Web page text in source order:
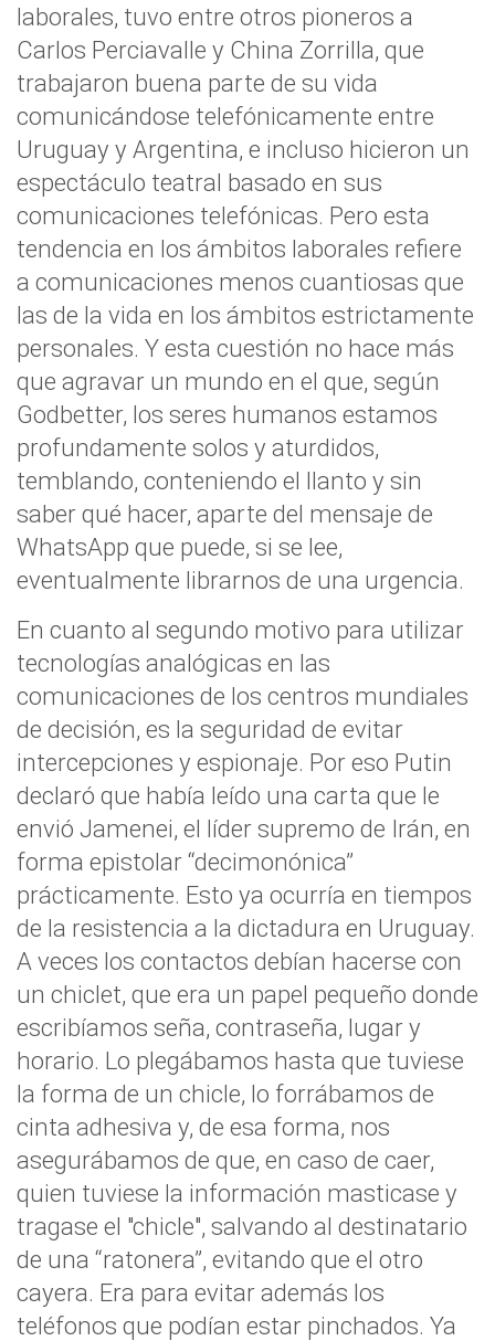
laborales, tuvo entre otros pioneros a
Carlos Perciavalle y China Zorrilla, que
trabajaron buena parte de su vida
comunicándose telefónicamente entre
Uruguay y Argentina, e incluso hicieron un
espectáculo teatral basado en sus
comunicaciones telefónicas. Pero esta
tendencia en los ámbitos laborales refiere
a comunicaciones menos cuantiosas que
las de la vida en los ámbitos estrictamente
personales. Y esta cuestión no hace más
que agravar un mundo en el que, según
Godbetter, los seres humanos estamos
profundamente solos y aturdidos,
temblando, conteniendo el llanto y sin
saber qué hacer, aparte del mensaje de
WhatsApp que puede, si se lee,
eventualmente librarnos de una urgencia.
En cuanto al segundo motivo para utilizar
tecnologías analógicas en las
comunicaciones de los centros mundiales
de decisión, es la seguridad de evitar
intercepciones y espionaje. Por eso Putin
declaró que había leído una carta que le
envió Jamenei, el líder supremo de Irán, en
forma epistolar “decimonónica”
prácticamente. Esto ya ocurría en tiempos
de la resistencia a la dictadura en Uruguay.
A veces los contactos debían hacerse con
un chiclet, que era un papel pequeño donde
escribíamos seña, contraseña, lugar y
horario. Lo plegábamos hasta que tuviese
la forma de un chicle, lo forrábamos de
cinta adhesiva y, de esa forma, nos
asegurábamos de que, en caso de caer,
quien tuviese la información masticase y
tragase el "chicle", salvando al destinatario
de una “ratonera”, evitando que el otro
cayera. Era para evitar además los
teléfonos que podían estar pinchados. Ya